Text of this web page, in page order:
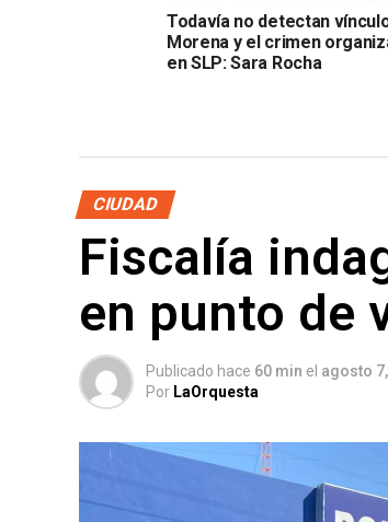
Todavía no detectan
Morena y el crimen
en SLP: Sara Rocha
CIUDAD
Fiscalía
en punto de
Publicado hace 60 min el agosto
Por LaOrquesta